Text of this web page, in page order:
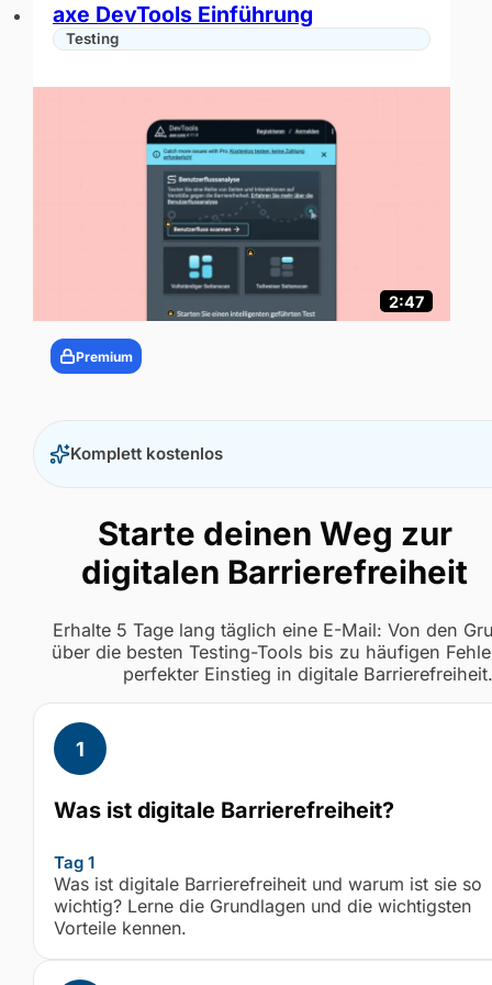
Premium
axe DevTools Einführung
Testing
2:47
Premium
Komplett kostenlos
Starte deinen Weg zur
digitalen Barrierefreiheit
Erhalte 5 Tage lang täglich eine E-Mail: Von den
über die besten Testing-Tools bis zu häufigen
perfekter Einstieg in digitale Barrierefreiheit.
Was ist digitale Barrierefreiheit?
Tag 1
Was ist digitale Barrierefreiheit und warum ist sie so
wichtig? Lerne die Grundlagen und die wichtigsten
Vorteile kennen.